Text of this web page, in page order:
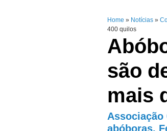
Home » Notícias »
400 quilos
são
mais
Associação
abóboras.